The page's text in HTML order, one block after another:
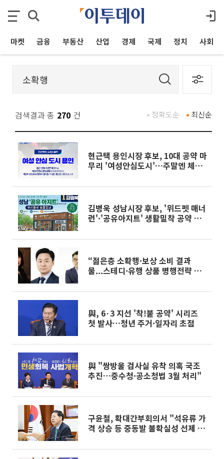
마켓 금융 부동산 산업 경제 국제 정치 사회
검색결과 총 270 건 최신순
정확도순
현근택 용인시장 후보, 10대 공약 마
무리 '여성안심도시'…주말엔 체육
김병욱 성남시장 후보, '위드펫 매너
런'·'공유아지트' 생활밀착 공약 연
“젊은층 소확행·보상 소비 결과
물...스테디·유행 상품 병행전략 필
입 경제]
與, 6·3 지선 '착!붙 공약' 시리즈
첫 발사…청년 주거·일자리 초점
與 "쌍방울 검사실 유착 의혹 국조
추진…중수청·공소청법 3월 처리"
구윤철, 확대간부회의서 "석유류 가
격 상승 등 중동발 불확실성 선제 대